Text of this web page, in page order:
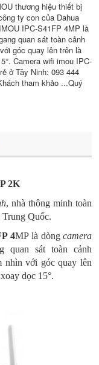
thương hiệu thiết bị
ty con của Dahua
IPC-S41FP 4MP là
quan sát toàn cảnh
góc quay lên trên là
Camera wifi imou IPC-
ở Tây Ninh: 093 444
tham khảo ...Quý
2K
, nhà thông minh toàn
Quốc.
4MP là dòngcamera
quan sát toàn cảnh
nhìn với góc quay lên
dọc 15°.